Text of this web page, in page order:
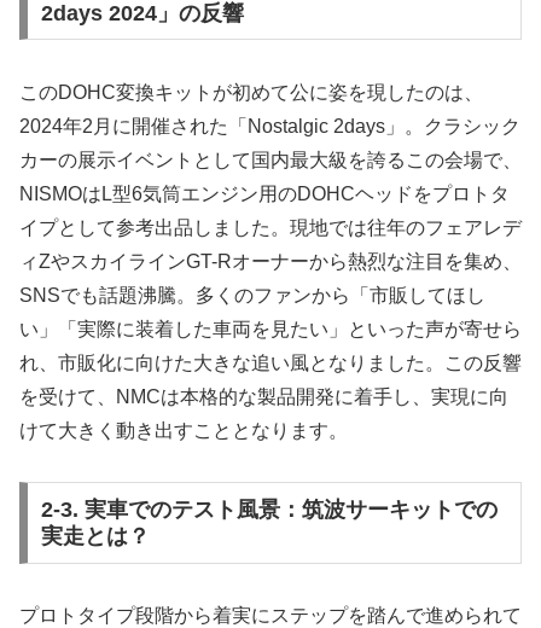
2days 2024」の反響
このDOHC変換キットが初めて公に姿を現したのは、
2024年2月に開催された「Nostalgic 2days」。クラシック
カーの展示イベントとして国内最大級を誇るこの会場で、
NISMOはL型6気筒エンジン用のDOHCヘッドをプロトタ
イプとして参考出品しました。現地では往年のフェアレデ
ィZやスカイラインGT-Rオーナーから熱烈な注目を集め、
SNSでも話題沸騰。多くのファンから「市販してほし
い」「実際に装着した車両を見たい」といった声が寄せら
れ、市販化に向けた大きな追い風となりました。この反響
を受けて、NMCは本格的な製品開発に着手し、実現に向
けて大きく動き出すこととなります。
2-3. 実車でのテスト風景：筑波サーキットでの
実走とは？
プロトタイプ段階から着実にステップを踏んで進められて